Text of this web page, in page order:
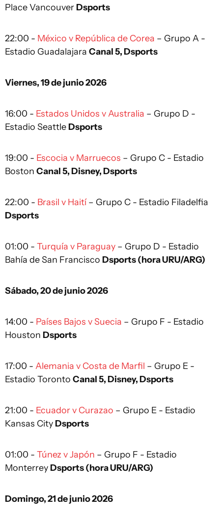
Place Vancouver Dsports
22:00 - México v República de Corea – Grupo A -
Estadio Guadalajara Canal 5, Dsports
Viernes, 19 de junio 2026
16:00 - Estados Unidos v Australia – Grupo D -
Estadio Seattle Dsports
19:00 - Escocia v Marruecos – Grupo C - Estadio
Boston Canal 5, Disney, Dsports
22:00 - Brasil v Haití– Grupo C - Estadio Filadelfia
Dsports
01:00 - Turquía v Paraguay – Grupo D - Estadio
Bahía de San Francisco Dsports (hora URU/ARG)
Sábado, 20 de junio 2026
14:00 - Países Bajos v Suecia – Grupo F - Estadio
Houston Dsports
17:00 - Alemania v Costa de Marfil – Grupo E -
Estadio Toronto Canal 5, Disney, Dsports
21:00 - Ecuador v Curazao – Grupo E - Estadio
Kansas City Dsports
01:00 - Túnez v Japón – Grupo F - Estadio
Monterrey Dsports (hora URU/ARG)
Domingo, 21 de junio 2026